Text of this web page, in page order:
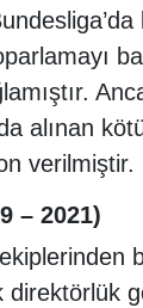
alınan
verilmiştir.
– 2021)
direktörlük